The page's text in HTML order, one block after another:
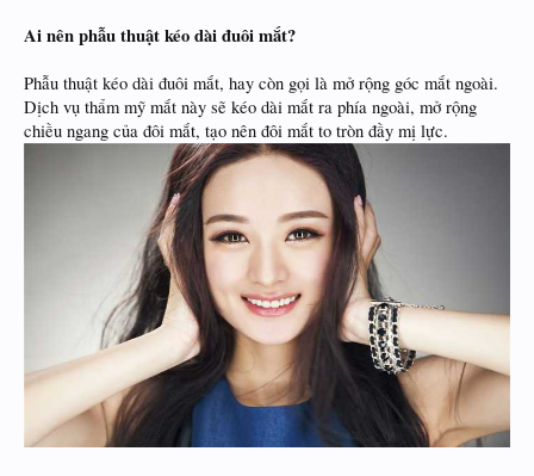
Ai nên phẫu thuật kéo dài đuôi mắt?
Phẫu thuật kéo dài đuôi mắt, hay còn gọi là mở rộng góc mắt ngoài.
Dịch vụ thẩm mỹ mắt này sẽ kéo dài mắt ra phía ngoài, mở rộng
chiều ngang của đôi mắt, tạo nên đôi mắt to tròn đầy mị lực.